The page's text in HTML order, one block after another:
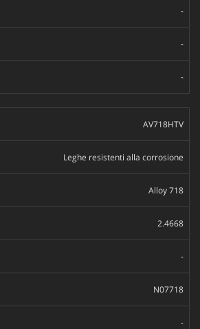
-
-
-
AV718HTV
Leghe resistenti alla corrosione
Alloy 718
2.4668
-
N07718
-